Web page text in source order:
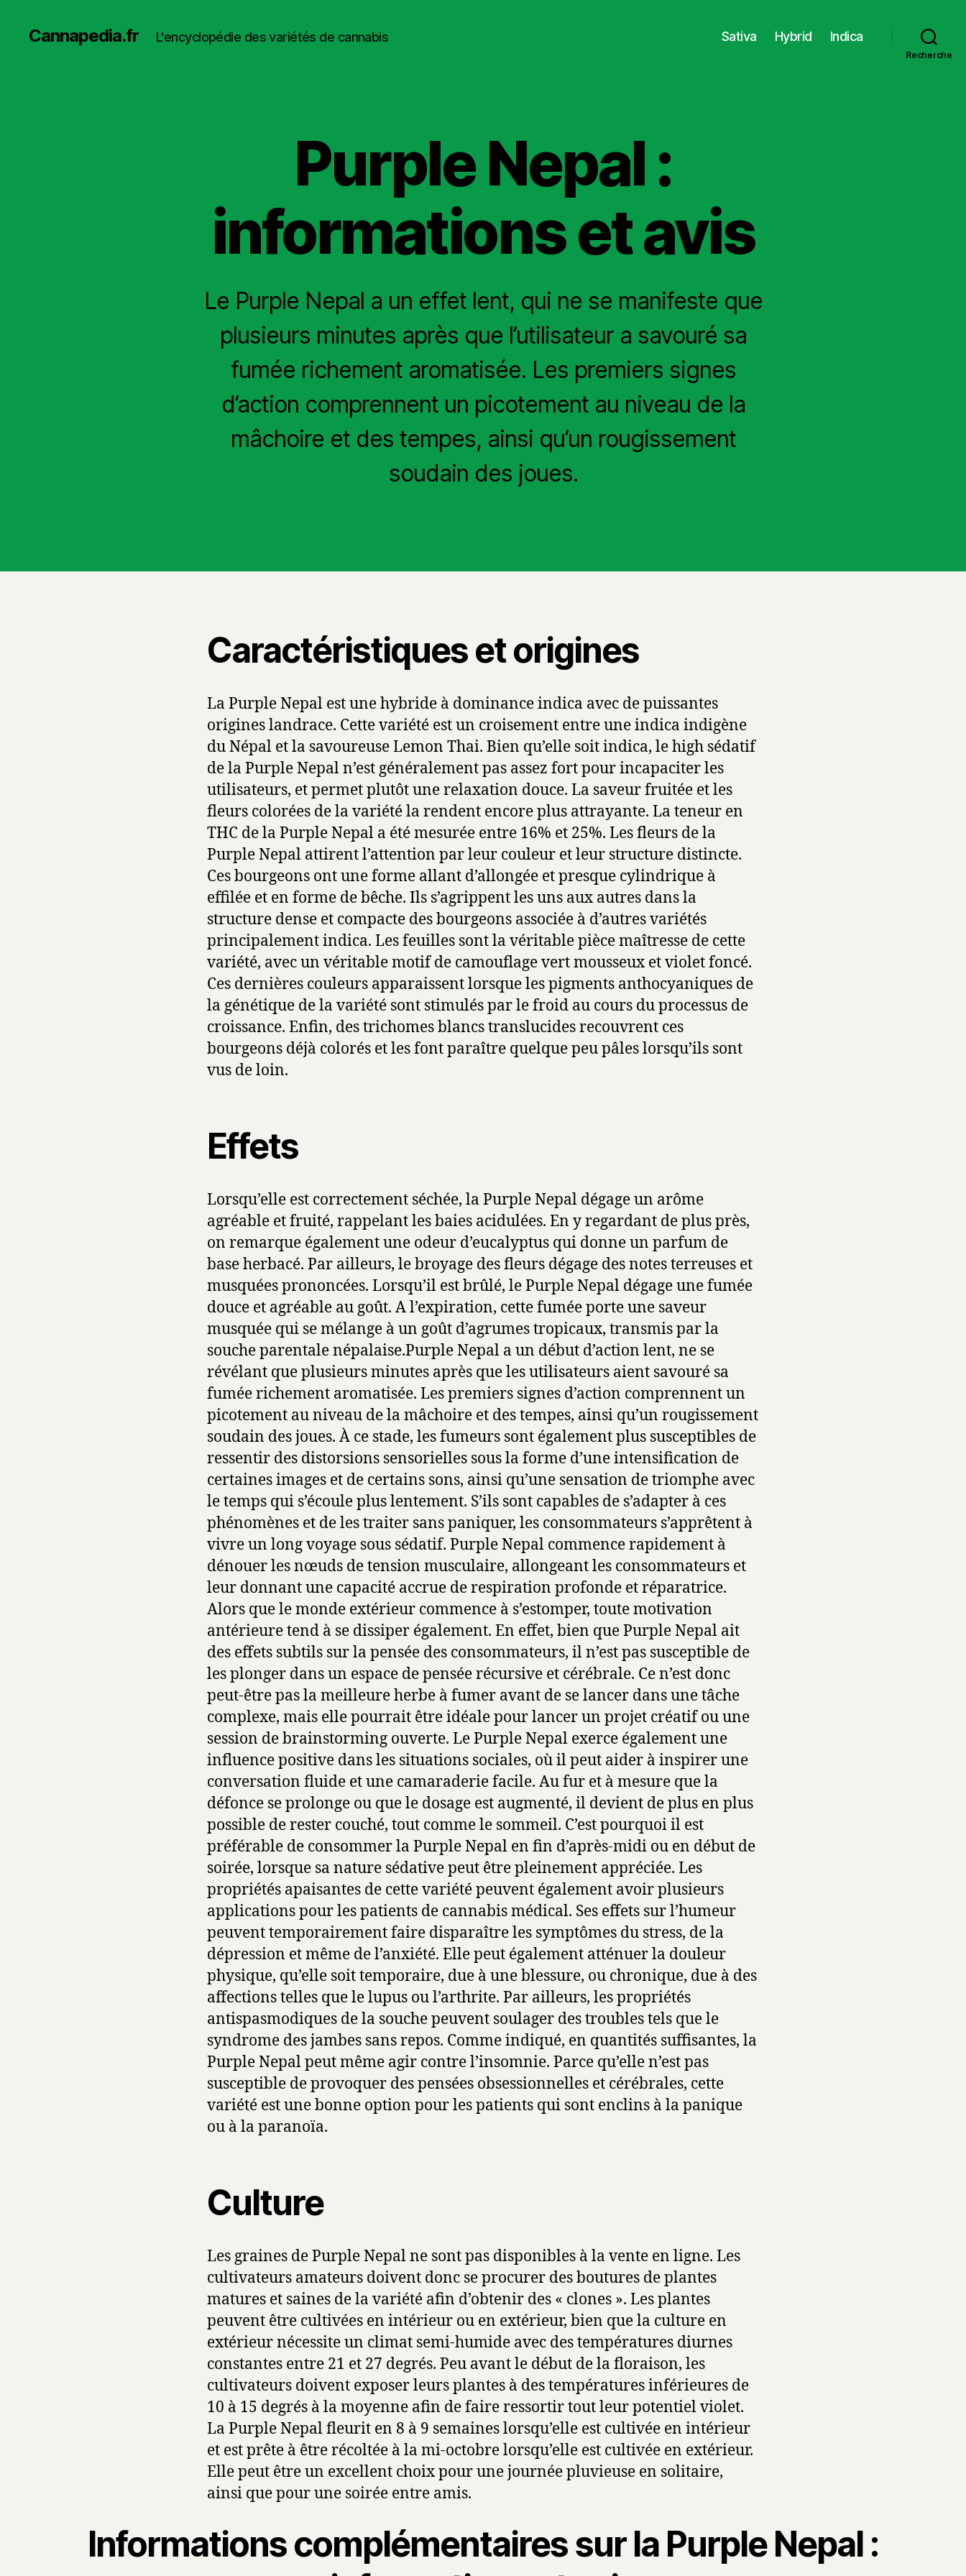
Cannapedia.fr L'encyclopédie des variétés de cannabis Sativa Hybrid Indica
Recherche
Purple Nepal :
informations et avis
Le Purple Nepal a un effet lent, qui ne se manifeste que
plusieurs minutes après que l’utilisateur a savouré sa
fumée richement aromatisée. Les premiers signes
d’action comprennent un picotement au niveau de la
mâchoire et des tempes, ainsi qu’un rougissement
soudain des joues.
Caractéristiques et origines
La Purple Nepal est une hybride à dominance indica avec de puissantes
origines landrace. Cette variété est un croisement entre une indica indigène
du Népal et la savoureuse Lemon Thai. Bien qu’elle soit indica, le high sédatif
de la Purple Nepal n’est généralement pas assez fort pour incapaciter les
utilisateurs, et permet plutôt une relaxation douce. La saveur fruitée et les
fleurs colorées de la variété la rendent encore plus attrayante. La teneur en
THC de la Purple Nepal a été mesurée entre 16% et 25%. Les fleurs de la
Purple Nepal attirent l’attention par leur couleur et leur structure distincte.
Ces bourgeons ont une forme allant d’allongée et presque cylindrique à
effilée et en forme de bêche. Ils s’agrippent les uns aux autres dans la
structure dense et compacte des bourgeons associée à d’autres variétés
principalement indica. Les feuilles sont la véritable pièce maîtresse de cette
variété, avec un véritable motif de camouflage vert mousseux et violet foncé.
Ces dernières couleurs apparaissent lorsque les pigments anthocyaniques de
la génétique de la variété sont stimulés par le froid au cours du processus de
croissance. Enfin, des trichomes blancs translucides recouvrent ces
bourgeons déjà colorés et les font paraître quelque peu pâles lorsqu’ils sont
vus de loin.
Effets
Lorsqu’elle est correctement séchée, la Purple Nepal dégage un arôme
agréable et fruité, rappelant les baies acidulées. En y regardant de plus près,
on remarque également une odeur d’eucalyptus qui donne un parfum de
base herbacé. Par ailleurs, le broyage des fleurs dégage des notes terreuses et
musquées prononcées. Lorsqu’il est brûlé, le Purple Nepal dégage une fumée
douce et agréable au goût. A l’expiration, cette fumée porte une saveur
musquée qui se mélange à un goût d’agrumes tropicaux, transmis par la
souche parentale népalaise.Purple Nepal a un début d’action lent, ne se
révélant que plusieurs minutes après que les utilisateurs aient savouré sa
fumée richement aromatisée. Les premiers signes d’action comprennent un
picotement au niveau de la mâchoire et des tempes, ainsi qu’un rougissement
soudain des joues. À ce stade, les fumeurs sont également plus susceptibles de
ressentir des distorsions sensorielles sous la forme d’une intensification de
certaines images et de certains sons, ainsi qu’une sensation de triomphe avec
le temps qui s’écoule plus lentement. S’ils sont capables de s’adapter à ces
phénomènes et de les traiter sans paniquer, les consommateurs s’apprêtent à
vivre un long voyage sous sédatif. Purple Nepal commence rapidement à
dénouer les nœuds de tension musculaire, allongeant les consommateurs et
leur donnant une capacité accrue de respiration profonde et réparatrice.
Alors que le monde extérieur commence à s’estomper, toute motivation
antérieure tend à se dissiper également. En effet, bien que Purple Nepal ait
des effets subtils sur la pensée des consommateurs, il n’est pas susceptible de
les plonger dans un espace de pensée récursive et cérébrale. Ce n’est donc
peut-être pas la meilleure herbe à fumer avant de se lancer dans une tâche
complexe, mais elle pourrait être idéale pour lancer un projet créatif ou une
session de brainstorming ouverte. Le Purple Nepal exerce également une
influence positive dans les situations sociales, où il peut aider à inspirer une
conversation fluide et une camaraderie facile. Au fur et à mesure que la
défonce se prolonge ou que le dosage est augmenté, il devient de plus en plus
possible de rester couché, tout comme le sommeil. C’est pourquoi il est
préférable de consommer la Purple Nepal en fin d’après-midi ou en début de
soirée, lorsque sa nature sédative peut être pleinement appréciée. Les
propriétés apaisantes de cette variété peuvent également avoir plusieurs
applications pour les patients de cannabis médical. Ses effets sur l’humeur
peuvent temporairement faire disparaître les symptômes du stress, de la
dépression et même de l’anxiété. Elle peut également atténuer la douleur
physique, qu’elle soit temporaire, due à une blessure, ou chronique, due à des
affections telles que le lupus ou l’arthrite. Par ailleurs, les propriétés
antispasmodiques de la souche peuvent soulager des troubles tels que le
syndrome des jambes sans repos. Comme indiqué, en quantités suffisantes, la
Purple Nepal peut même agir contre l’insomnie. Parce qu’elle n’est pas
susceptible de provoquer des pensées obsessionnelles et cérébrales, cette
variété est une bonne option pour les patients qui sont enclins à la panique
ou à la paranoïa.
Culture
Les graines de Purple Nepal ne sont pas disponibles à la vente en ligne. Les
cultivateurs amateurs doivent donc se procurer des boutures de plantes
matures et saines de la variété afin d’obtenir des « clones ». Les plantes
peuvent être cultivées en intérieur ou en extérieur, bien que la culture en
extérieur nécessite un climat semi-humide avec des températures diurnes
constantes entre 21 et 27 degrés. Peu avant le début de la floraison, les
cultivateurs doivent exposer leurs plantes à des températures inférieures de
10 à 15 degrés à la moyenne afin de faire ressortir tout leur potentiel violet.
La Purple Nepal fleurit en 8 à 9 semaines lorsqu’elle est cultivée en intérieur
et est prête à être récoltée à la mi-octobre lorsqu’elle est cultivée en extérieur.
Elle peut être un excellent choix pour une journée pluvieuse en solitaire,
ainsi que pour une soirée entre amis.
Informations complémentaires sur la Purple Nepal :